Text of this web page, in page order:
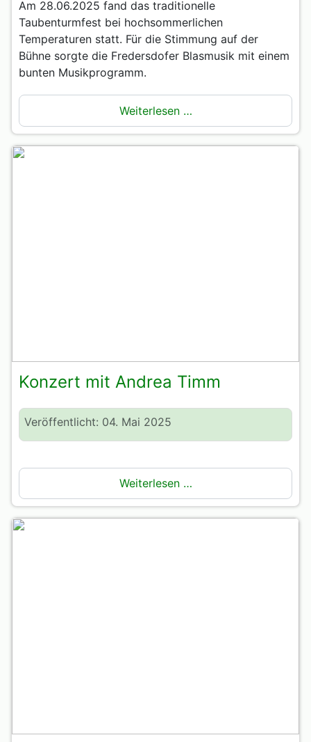
Am 28.06.2025 fand das traditionelle
Taubenturmfest bei hochsommerlichen
Temperaturen statt. Für die Stimmung auf der
Bühne sorgte die Fredersdofer Blasmusik mit einem
bunten Musikprogramm.
Weiterlesen …
Konzert mit Andrea Timm
Veröffentlicht: 04. Mai 2025
Weiterlesen …